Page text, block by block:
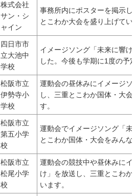
株式会社
サン・シ
ャイン
事務所内にポスターを掲示し
とこわか大会を盛り上げてい
四日市市
立大池中
学校
イメージソング「未来に響け
した。今後も学期に1度の予
松阪市立
伊勢寺小
学校
運動会の昼休みにイメージソ
し、三重とこわか国体・大会
す。
松阪市立
第五小学
校
運動会でイメージソング「未
とこわか国体・大会をみんな
松阪市立
松尾小学
校
運動会の競技中や昼休みにイ
け」を放送し、三重とこわか
います。